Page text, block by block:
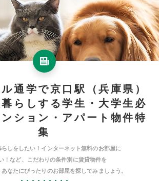
通学で京口駅（兵庫県）
らしする学生・大学生必
ション・アパート物件特
集
しをしたい！インターネット無料のお部屋に
！など、こだわりの条件別に賃貸物件を
なたにぴったりのお部屋を探してみましょう。